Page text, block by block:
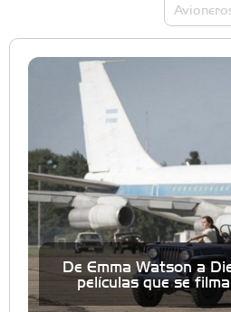
De Emma Watson a
películas que se